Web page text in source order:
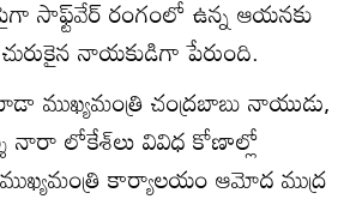
సాఫ్ట్‌వేర్ రంగంలో ఉన్న ఆయనకు
నాయకుడిగా పేరుంది.
ముఖ్యమంత్రి చంద్రబాబు నాయుడు,
నారా లోకేశ్‌లు వివిధ కోణాల్లో
కార్యాలయం ఆమోద ముద్ర